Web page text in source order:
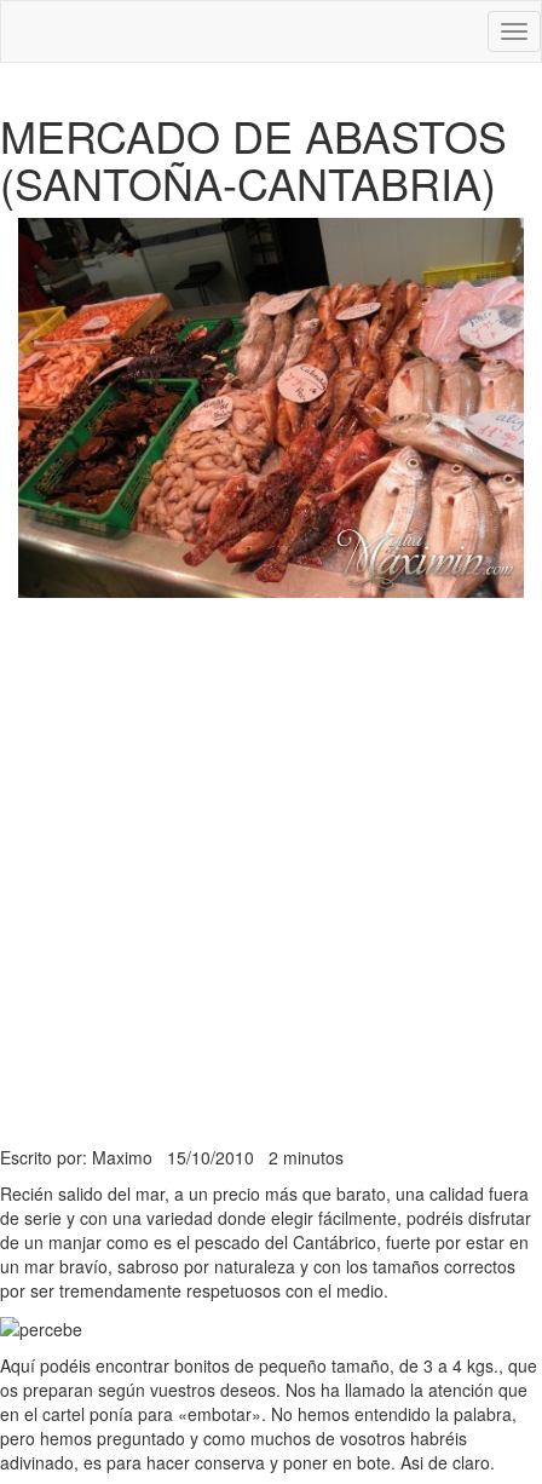
MERCADO DE ABASTOS
(SANTOÑA-CANTABRIA)
Escrito por: Maximo 15/10/2010 2 minutos
Recién salido del mar, a un precio más que barato, una calidad fuera
de serie y con una variedad donde elegir fácilmente, podréis disfrutar
de un manjar como es el pescado del Cantábrico, fuerte por estar en
un mar bravío, sabroso por naturaleza y con los tamaños correctos
por ser tremendamente respetuosos con el medio.
Aquí podéis encontrar bonitos de pequeño tamaño, de 3 a 4 kgs., que
os preparan según vuestros deseos. Nos ha llamado la atención que
en el cartel ponía para «embotar». No hemos entendido la palabra,
pero hemos preguntado y como muchos de vosotros habréis
adivinado, es para hacer conserva y poner en bote. Asi de claro.